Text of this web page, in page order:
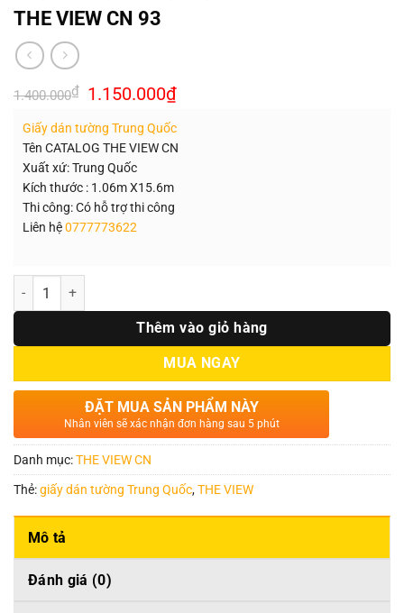
THE VIEW CN 93
1.400.000₫ Giá
gốc
1.400.000₫.
1.150.000₫Giá
hiện
là:
1.150.000₫.
Giấy dán tường Trung Quốc
Tên CATALOG THE VIEW CN
Xuất xứ: Trung Quốc
Kích thước : 1.06m X15.6m
Thi công: Có hỗ trợ thi công
Liên hệ0777773622
Số lượng
Thêm vào giỏ hàng
MUA NGAY
ĐẶT MUA SẢN PHẨM NÀY
Nhân viên sẽ xác nhận đơn hàng sau 5 phút
Danh mục:THE VIEW CN
Thẻ:giấy dán tường Trung Quốc,THE VIEW
Mô tả
Đánh giá (0)